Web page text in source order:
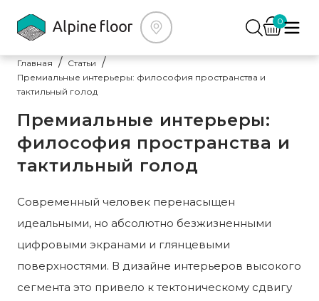
0
Главная
Статьи
Премиальные интерьеры: философия пространства и
тактильный голод
Премиальные интерьеры:
философия пространства и
тактильный голод
Современный человек перенасыщен
идеальными, но абсолютно безжизненными
цифровыми экранами и глянцевыми
поверхностями. В дизайне интерьеров высокого
сегмента это привело к тектоническому сдвигу